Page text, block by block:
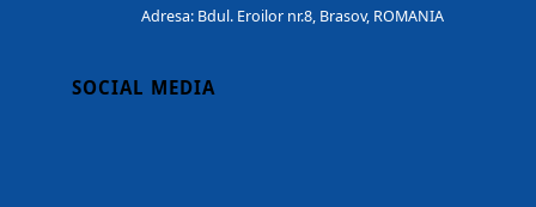
Adresa: Bdul. Eroilor nr.8, Brasov, ROMANIA
SOCIAL MEDIA